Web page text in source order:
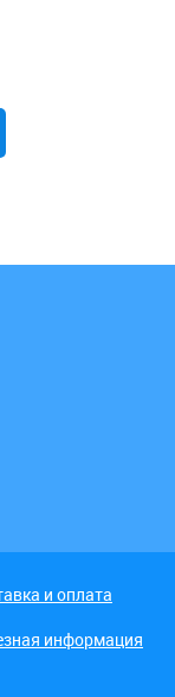
и оплата
информация